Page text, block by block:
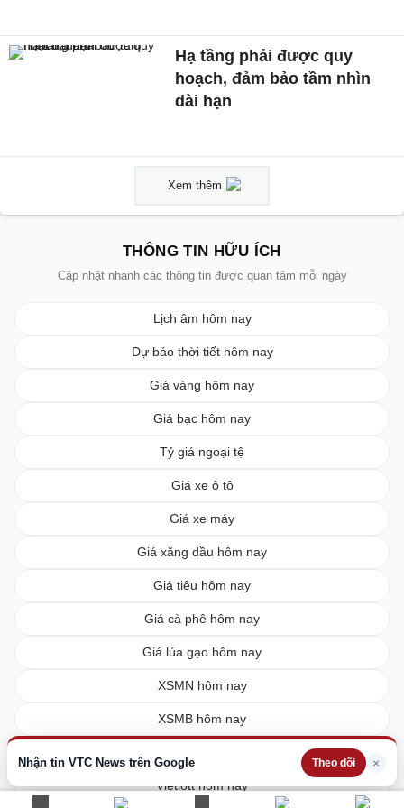
Nhận tin VTC News trên Google Theo dõi ×
Hạ tầng phải được quy
hoạch, đảm bảo tầm nhìn
dài hạn
Xem thêm
THÔNG TIN HỮU ÍCH
Cập nhật nhanh các thông tin được quan tâm mỗi ngày
Lịch âm hôm nay
Dự báo thời tiết hôm nay
Giá vàng hôm nay
Giá bạc hôm nay
Tỷ giá ngoại tệ
Giá xe ô tô
Giá xe máy
Giá xăng dầu hôm nay
Giá tiêu hôm nay
Giá cà phê hôm nay
Giá lúa gạo hôm nay
XSMN hôm nay
XSMB hôm nay
Vietlott hôm nay